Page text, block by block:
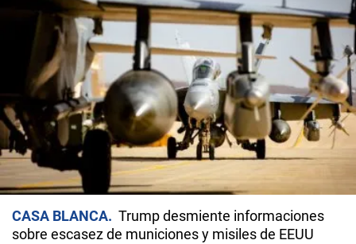
CASA BLANCA
Trump desmiente informaciones
sobre escasez de municiones y misiles de EEUU